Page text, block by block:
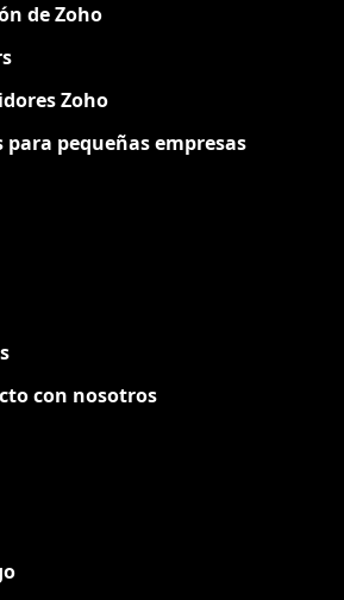
de Zoho
Zoho
pequeñas empresas
con nosotros